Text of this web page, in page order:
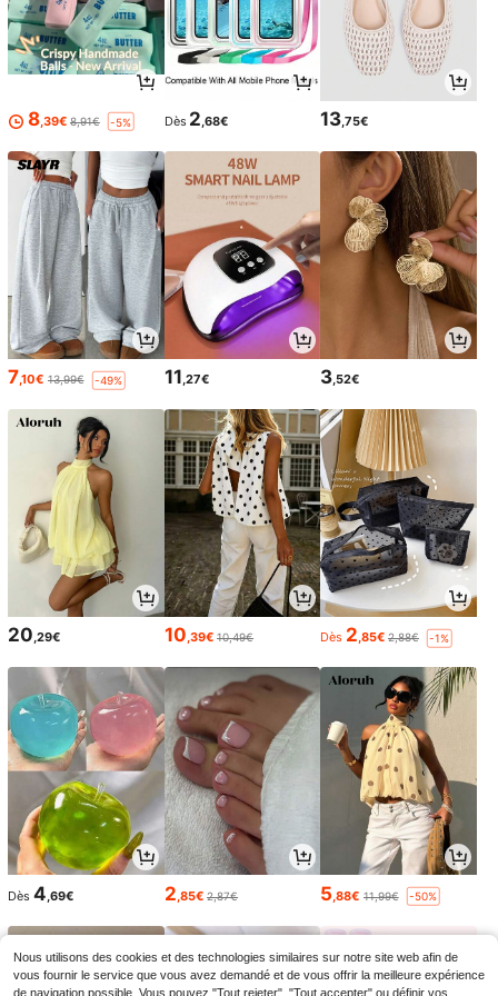
8,39€ 8,91€ -5% Dès 2 ,68€ 13 ,75€
7,10€ 13,99€ -49% 11,27€ 3,52€
20,29€ 10,39€ 10,49€ Dès 2,85€ 2,88€ -1%
Dès 4 ,69€ 2 ,85€ 2,87€ 5 ,88€ 11,99€ -50%
Nous utilisons des cookies et des technologies similaires sur notre site web afin de
vous fournir le service que vous avez demandé et de vous offrir la meilleure expérience
de navigation possible. Vous pouvez "Tout rejeter", "Tout accepter" ou définir vos